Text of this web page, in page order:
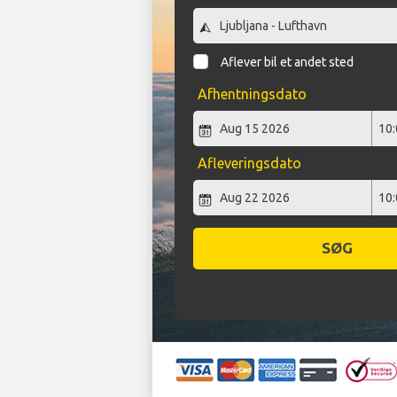
Aflever bil et andet sted
Afhentningsdato
Afleveringsdato
SØG